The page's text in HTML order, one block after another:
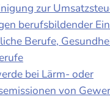
zur
berufsbildender
Berufe,
bei Lärm- oder
von